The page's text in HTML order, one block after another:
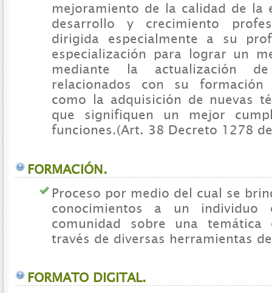
mejoramiento de la calidad de la
desarrollo y crecimiento
dirigida especialmente a su
especialización para lograr un
mediante la actualización de
relacionados con su formación
como la adquisición de nuevas
que signifiquen un mejor
funciones.(Art. 38 Decreto 1278
FORMACIÓN.
Proceso por medio del cual se
conocimientos a un
comunidad sobre una
través de diversas herramientas
FORMATO DIGITAL.